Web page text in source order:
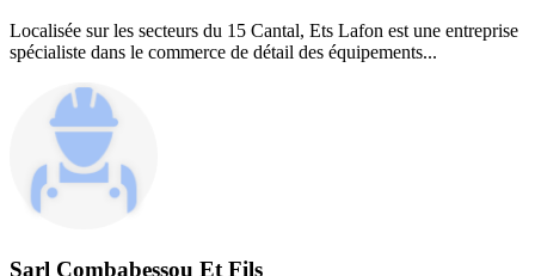
Localisée sur les secteurs du 15 Cantal, Ets Lafon est une entreprise
spécialiste dans le commerce de détail des équipements...
Sarl Combabessou Et Fils